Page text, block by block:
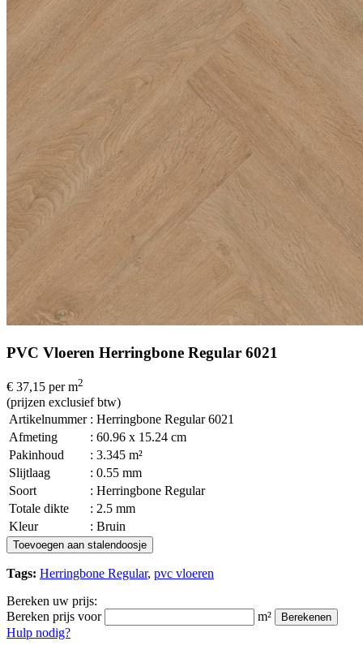
PVC Vloeren Herringbone Regular 6021
€ 37,15 per m2
(prijzen exclusief btw)
Artikelnummer : Herringbone Regular 6021
Afmeting
: 60.96 x 15.24 cm
Pakinhoud
: 3.345 m²
Slijtlaag
: 0.55 mm
Soort
: Herringbone Regular
Totale dikte
: 2.5 mm
Kleur
: Bruin
Toevoegen aan stalendoosje
Tags: Herringbone Regular, pvc vloeren
Bereken uw prijs:
Bereken prijs voor
m² Berekenen
Hulp nodig?